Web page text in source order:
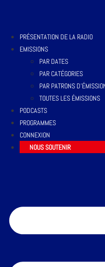
PRÉSENTATION DE LA RADIO
EMISSIONS
PAR DATES
PAR CATÉGORIES
PAR PATRONS
TOUTES LES ÉMISSIONS
PODCASTS
PROGRAMMES
CONNEXION
NOUS SOUTENIR